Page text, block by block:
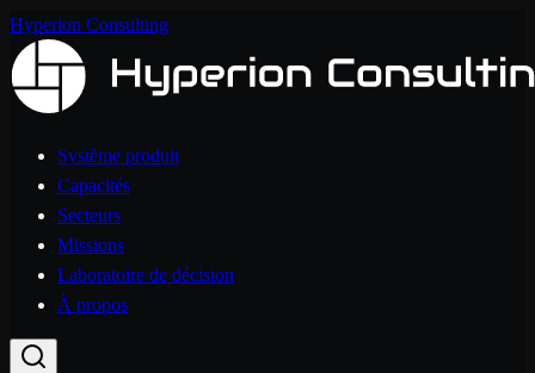
Hyperion Consulting
Système produit
Capacités
Secteurs
Missions
Laboratoire de décision
À propos